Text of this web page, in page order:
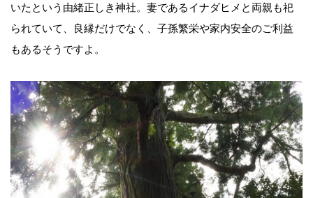
いたという由緒正しき神社。妻であるイナダヒメと両親も祀
られていて、良縁だけでなく、子孫繁栄や家内安全のご利益
もあるそうですよ。